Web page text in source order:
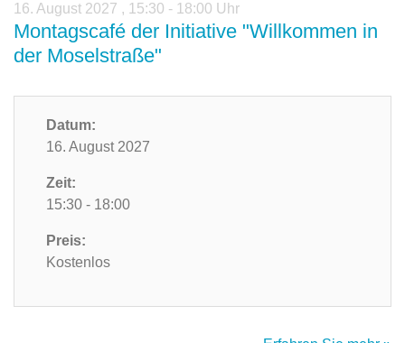
16. August 2027 , 15:30 - 18:00 Uhr
Montagscafé der Initiative "Willkommen in
der Moselstraße"
Datum:
16. August 2027
Zeit:
15:30 - 18:00
Preis:
Kostenlos